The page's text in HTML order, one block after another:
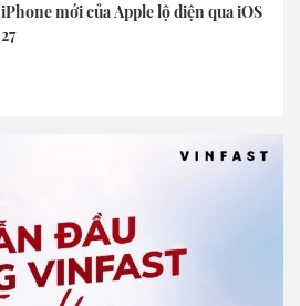
iPhone mới của Apple lộ diện qua iOS
27